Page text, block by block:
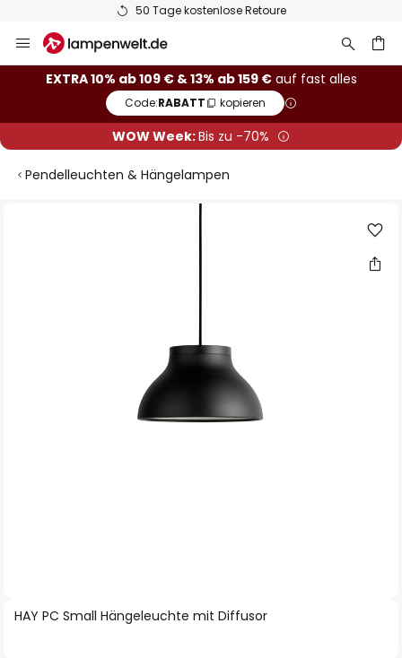
50 Tage kostenlose Retoure
Inhalt
springen
EXTRA 10% ab 109 € & 13% ab 159 €auf fast alles
Code:RABATT kopieren
WOW Week:Bis zu -70%
Pendelleuchten & Hängelampen
Zum
HAY PC Small Hängeleuchte mit Diffusor